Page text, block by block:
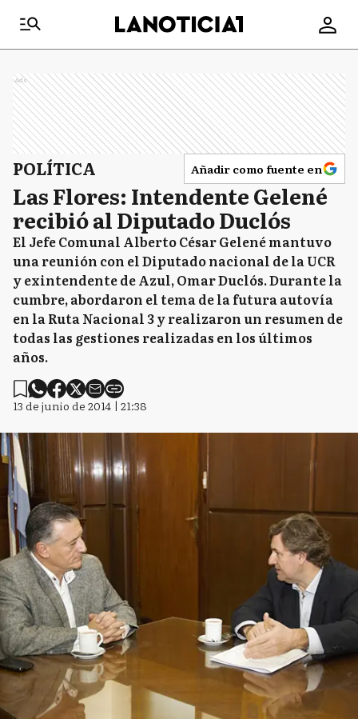
Ads
POLÍTICA Añadir como fuente en
Las Flores: Intendente Gelené
recibió al Diputado Duclós
El Jefe Comunal Alberto César Gelené mantuvo
una reunión con el Diputado nacional de la UCR
y exintendente de Azul, Omar Duclós. Durante la
cumbre, abordaron el tema de la futura autovía
en la Ruta Nacional 3 y realizaron un resumen de
todas las gestiones realizadas en los últimos
años.
13 de junio de 2014 | 21:38